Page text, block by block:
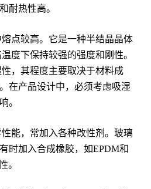
耐热性高。
点较高。它是一种半结晶晶体
度下保持较强的强度和刚性。
，其程度主要取决于材料成
在产品设计中，必须考虑吸湿
。
能，常加入各种改性剂。玻璃
时加入合成橡胶，如EPDM和
。